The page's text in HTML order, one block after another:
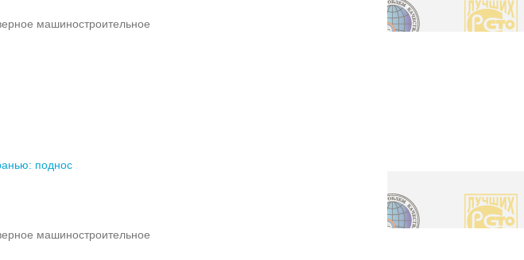
машиностроительное
поднос
машиностроительное